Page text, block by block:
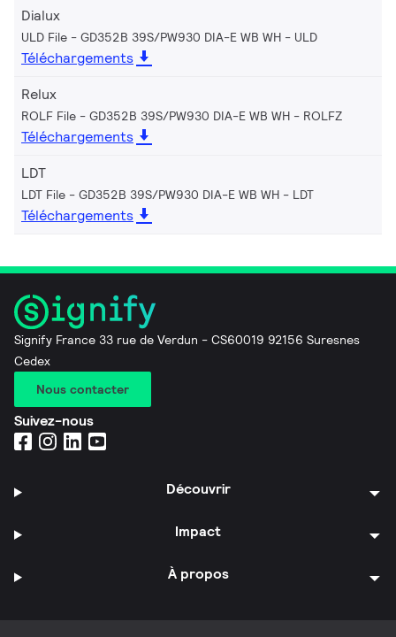
Dialux
ULD File - GD352B 39S/PW930 DIA-E WB WH ULD
Téléchargements
Relux
ROLF File - GD352B 39S/PW930 DIA-E WB WH ROLFZ
Téléchargements
LDT
LDT File - GD352B 39S/PW930 DIA-E WB WH LDT
Téléchargements
Signify France 33 rue de Verdun - CS60019 92156 Suresnes
Cedex
Nous contacter
Suivez-nous
Découvrir
Impact
À propos